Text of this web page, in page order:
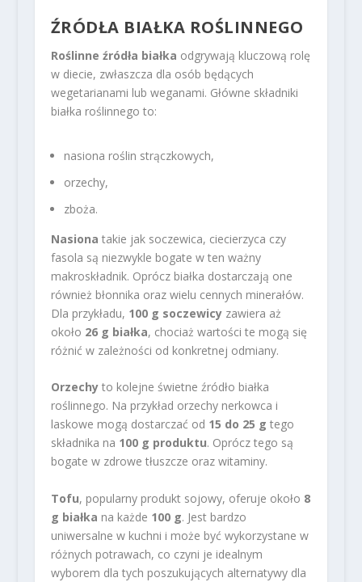
ŹRÓDŁA BIAŁKA ROŚLINNEGO
Roślinne źródła białka odgrywają kluczową rolę
w diecie, zwłaszcza dla osób będących
wegetarianami lub weganami. Główne składniki
białka roślinnego to:
nasiona roślin strączkowych,
orzechy,
zboża.
Nasiona takie jak soczewica, ciecierzyca czy
fasola są niezwykle bogate w ten ważny
makroskładnik. Oprócz białka dostarczają one
również błonnika oraz wielu cennych minerałów.
Dla przykładu, 100 g soczewicyzawiera aż
około 26 g białka, chociaż wartości te mogą się
różnić w zależności od konkretnej odmiany.
Orzechyto kolejne świetne źródło białka
roślinnego. Na przykład orzechy nerkowca i
laskowe mogą dostarczać od 15 do 25 g tego
składnika na 100 g produktu. Oprócz tego są
bogate w zdrowe tłuszcze oraz witaminy.
Tofu, popularny produkt sojowy, oferuje około 8
g białka na każde 100 g. Jest bardzo
uniwersalne w kuchni i może być wykorzystane w
różnych potrawach, co czyni je idealnym
wyborem dla tych poszukujących alternatywy dla